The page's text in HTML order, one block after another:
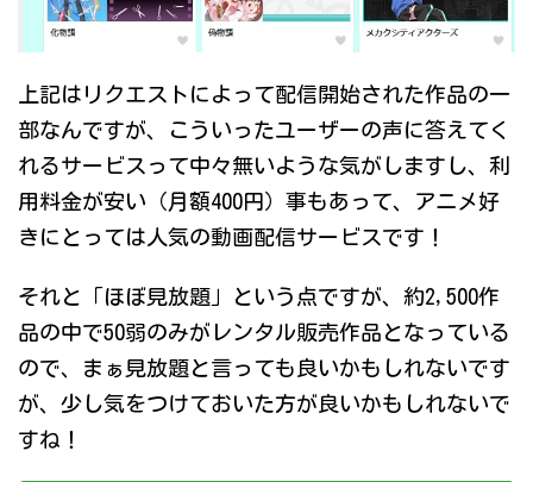
上記はリクエストによって配信開始された作品の一
部なんですが、こういったユーザーの声に答えてく
れるサービスって中々無いような気がしますし、利
用料金が安い（月額400円）事もあって、アニメ好
きにとっては人気の動画配信サービスです！
それと「ほぼ見放題」という点ですが、約2,500作
品の中で50弱のみがレンタル販売作品となっている
ので、まぁ見放題と言っても良いかもしれないです
が、少し気をつけておいた方が良いかもしれないで
すね！